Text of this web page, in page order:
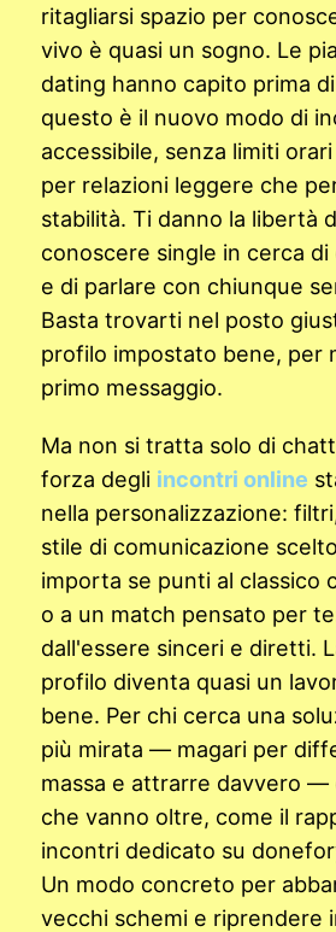
ritagliarsi spazio per
vivo è quasi un sogno. Le
dating hanno capito prima
questo è il nuovo modo di
accessibile, senza limiti
per relazioni leggere che
stabilità. Ti danno la libertà
conoscere single in cerca di
e di parlare con chiunque
Basta trovarti nel posto
profilo impostato bene, per
primo messaggio.
Ma non si tratta solo di
forza degli incontri online
nella personalizzazione:
stile di comunicazione
importa se punti al classico
o a un match pensato per
dall'essere sinceri e diretti.
profilo diventa quasi un
bene. Per chi cerca una
più mirata — magari per
massa e attrarre davvero —
che vanno oltre, come il
incontri dedicato su
Un modo concreto per
vecchi schemi e riprendere